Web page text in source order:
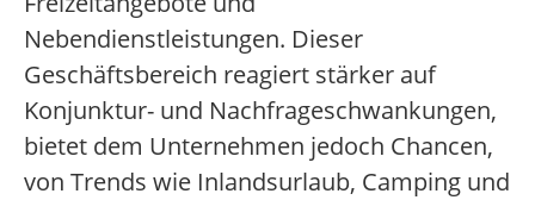
Nebendienstleistungen. Dieser
Geschäftsbereich reagiert stärker auf
Konjunktur- und Nachfrageschwankungen,
bietet dem Unternehmen jedoch Chancen,
von Trends wie Inlandsurlaub, Camping und